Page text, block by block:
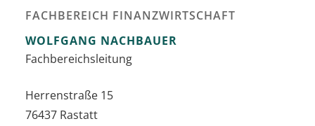
FACHBEREICH FINANZWIRTSCHAFT
WOLFGANG NACHBAUER
Fachbereichsleitung
Herrenstraße 15
76437 Rastatt